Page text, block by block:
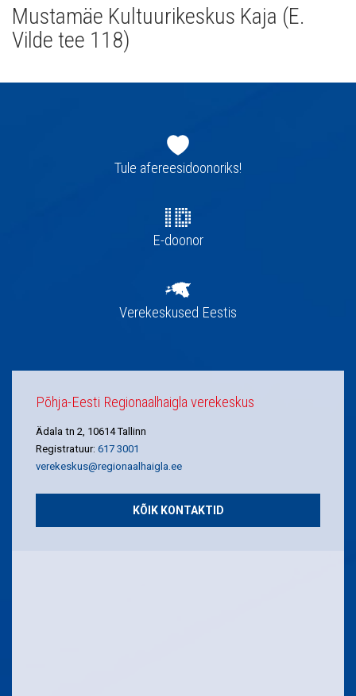
Mustamäe Kultuurikeskus Kaja (E.
Vilde tee 118)
navigatsioonTule afereesidoonoriks!
E-doonor
Verekeskused Eestis
Põhja-Eesti Regionaalhaigla verekeskus
Ädala tn 2, 10614 Tallinn
Registratuur: 617 3001
verekeskus@regionaalhaigla.ee
KÕIK KONTAKTID